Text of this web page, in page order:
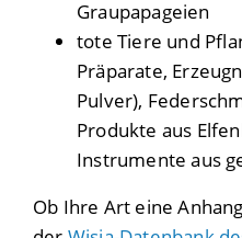
Graupapageien
tote Tiere und
Präparate,
Pulver),
Produkte aus
Instrumente aus
Ob Ihre Art eine